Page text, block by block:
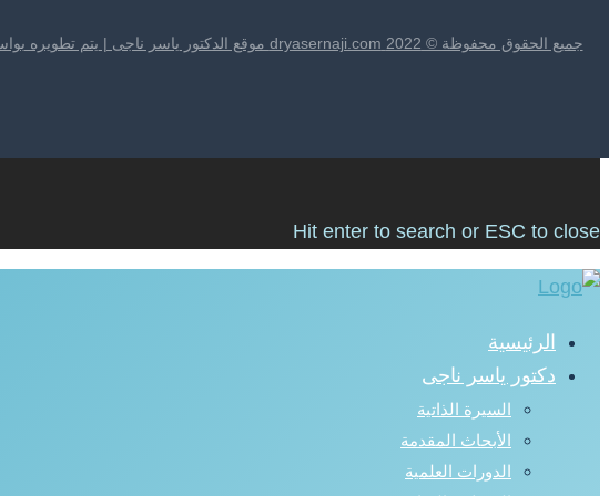
جميع الحقوق محفوظة © 2022 dryasernaji.com موقع الدكتور ياسر ناجى | يتم تطويره بواسطة شركة نتارو
Hit enter to search or ESC to close
الرئيسية
دكتور ياسر ناجى
السيرة الذاتية
الأبحاث المقدمة
الدورات العلمية